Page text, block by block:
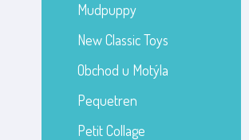
Mudpuppy
New Classic Toys
Obchod u Motýla
Pequetren
Petit Collage